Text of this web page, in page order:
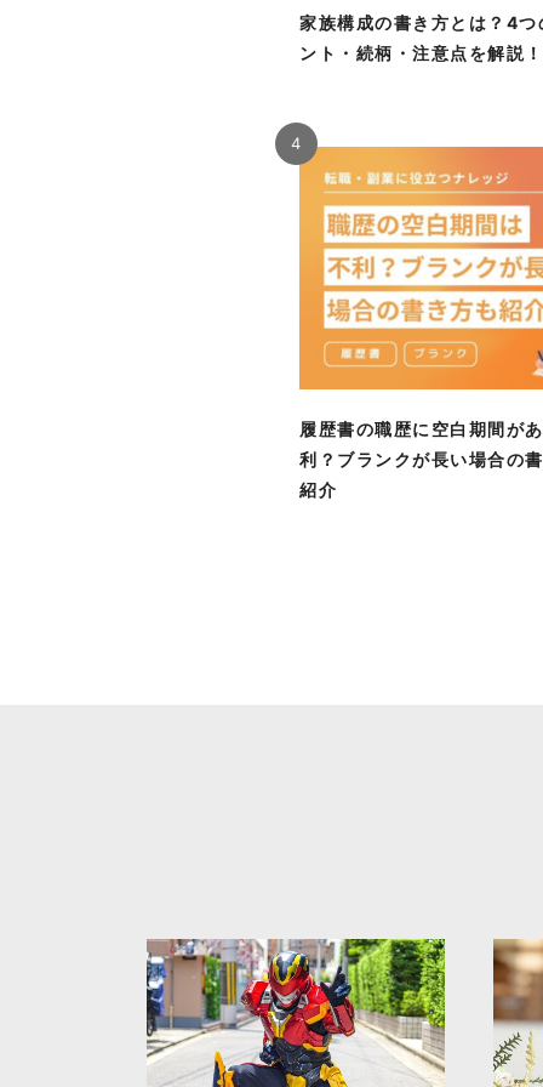
家族構成の書き方とは？4つ
ント・続柄・注意点を解説！
履歴書の職歴に空白期間が
利？ブランクが長い場合の
紹介
4